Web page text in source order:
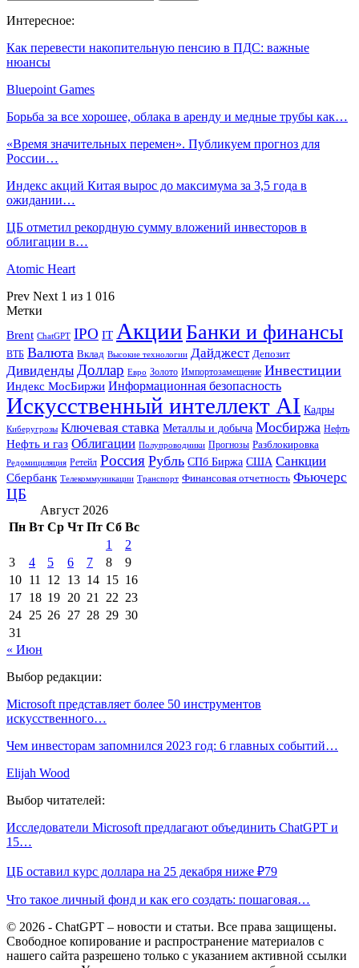
Интересное:
Как перевести накопительную пенсию в ПДС: важные
нюансы
Bluepoint Games
Борьба за все хорошее, облака в аренду и медные трубы как…
«Время значительных перемен». Публикуем прогноз для
России…
Индекс акций Китая вырос до максимума за 3,5 года в
ожидании…
ЦБ отметил рекордную сумму вложений инвесторов в
облигации в…
Atomic Heart
Prev Next 1 из 1 016
Метки
Brent ChatGPT IPO IT Акции Банки и финансы
ВТБ Валюта Вклад Высокие технологии Дайджест Депозит
Дивиденды Доллар Евро Золото Импортозамещение Инвестиции
Индекс МосБиржи Информационная безопасность
Искусственный интеллект AI Кадры
Киберугрозы Ключевая ставка Металлы и добыча Мосбиржа Нефть
Нефть и газ Облигации Полупроводники Прогнозы Разблокировка
Редомициляция Ретейл Россия Рубль СПб Биржа США Санкции
Сбербанк Телекоммуникации Транспорт Финансовая отчетность Фьючерс
ЦБ
Август 2026
Пн Вт Ср Чт Пт Сб Вс
1
2
3
4 5 6 7 8
9
10 11 12 13 14 15 16
17 18 19 20 21 22 23
24 25 26 27 28 29 30
31
« Июн
Выбор редакции:
Microsoft представляет более 50 инструментов
искусственного…
Чем инвесторам запомнился 2023 год: 6 главных событий…
Elijah Wood
Выбор читателей:
Исследователи Microsoft предлагают объединить ChatGPT и
15…
ЦБ оставил курс доллара на 25 декабря ниже ₽79
Что такое личный фонд и как его создать: пошаговая…
© 2026 - ChatGPT – новости и статьи. Все права защищены.
Свободное копирование и распространение материалов с
нашего сайта разрешено только с указанием активной ссылки